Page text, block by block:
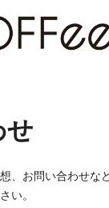
せ
、お問い合わせな
い。